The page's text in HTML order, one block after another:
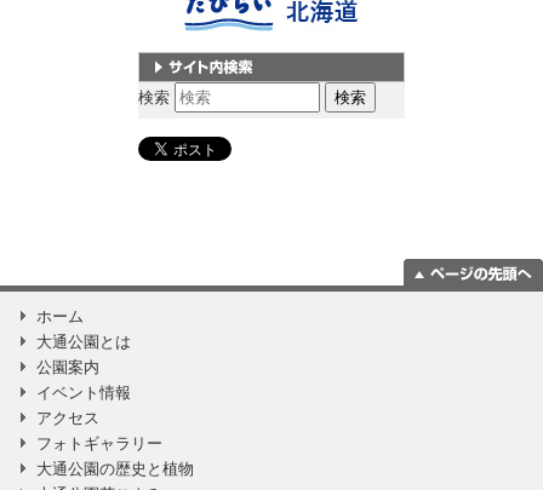
サイト内検索
検索
ホーム
大通公園とは
公園案内
イベント情報
アクセス
フォトギャラリー
大通公園の歴史と植物